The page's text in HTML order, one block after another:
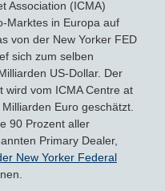
Association (ICMA)
Marktes in Europa auf
von der New Yorker FED
sich zum selben
US-Dollar. Der
wird vom ICMA Centre at
Euro geschätzt.
90 Prozent aller
Primary Dealer,
New Yorker Federal